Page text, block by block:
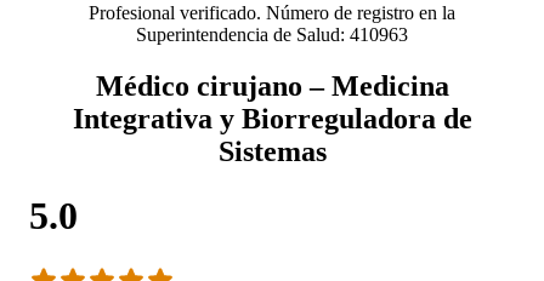
Profesional verificado. Número de registro en la
Superintendencia de Salud: 410963
Médico cirujano – Medicina
Integrativa y Biorreguladora de
Sistemas
5.0